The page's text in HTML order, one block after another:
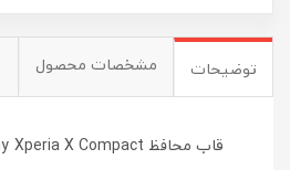
توضیحات مشخصات محصول